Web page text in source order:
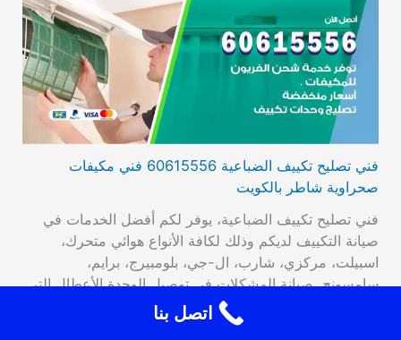
فني تصليح تكييف الضباعية 60615556 فني مكيفات
صحراوية شاطر بالكويت
فني تصليح تكييف الضباعية، يوفر لكم أفضل الخدمات في
صيانة التكييف لديكم وذلك لكافة الأنواع هوائي متحرك،
اسبيلت، مركزي، شارب، ال-جي، بلومبيرج، برايم،
سامسونج. صيانة المشكلات في توصيل الوحدة الأعطال التي
تصيب الترموستات، تراكم الجليد، وأيضا تبديل القطع القديمة
بقطع جديدة عالية الأداء والجودة، فحص مستوى الغاز من
اتصل بنا